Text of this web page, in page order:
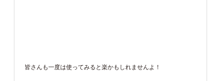
皆さんも一度は使ってみると楽かもしれませんよ！